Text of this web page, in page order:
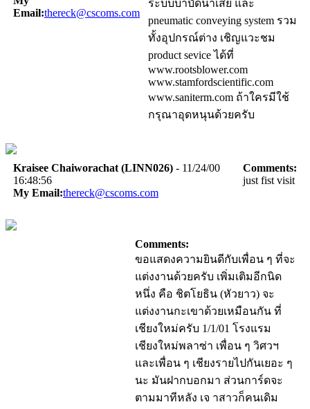
Email:thereck@cscoms.com
ระบบบำบัดน้ำเสีย และ
pneumatic conveying system รวม
ทั้งอุปกรณ์ต่าง เชิญแวะชม
product sevice ได้ที่
www.rootsblower.com
www.stamfordscientific.com
www.saniterm.com ถ้าใครมีใช้
กรุณาอุดหนุนด้วยครับ
Kraisee Chaiworachat (LINN026) - 11/24/00
16:48:56
My Email:thereck@cscoms.com
Comments:
just fist visit
Comments:
ขอแสดงความยินดีกับเพื่อน ๆ ที่จะ
แต่งงานด้วยครับ เพิ่มเติมอีกนิด
หนึ่ง คือ ชิตโยธิน (หัวยาว) จะ
แต่งงานกะเขาด้วยเหมือนกัน ที่
เชียงใหม่ครับ 1/1/01 โรงแรม
เชียงใหม่พลาซ่า เพื่อน ๆ วิศวฯ
และเพื่อน ๆ เชียงรายไปกันเยอะ ๆ
นะ มันฝากบอกมา ส่วนการ์ดจะ
ตามมาทีหลัง เจ าสาวก็คนเดิม